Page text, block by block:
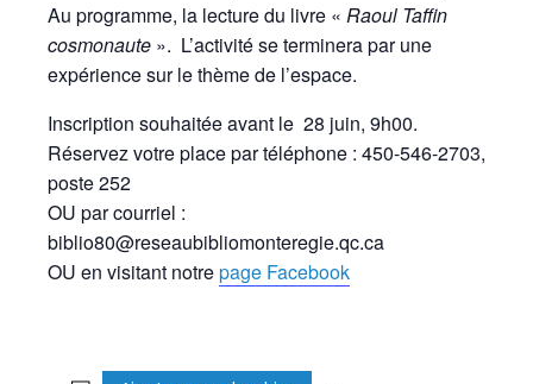
Au programme, la lecture du livre « Raoul Taffin
cosmonaute ». L’activité se terminera par une
expérience sur le thème de l’espace.
Inscription souhaitée avant le 28 juin, 9h00.
Réservez votre place par téléphone : 450-546-2703,
poste 252
OU par courriel :
biblio80@reseaubibliomonteregie.qc.ca
OU en visitant notrepage Facebook